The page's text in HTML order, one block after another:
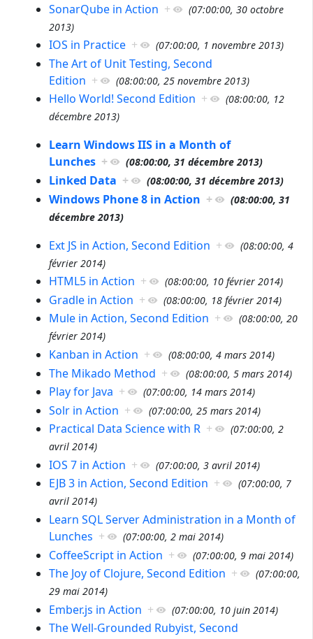
SonarQube in Action + (07:00:00, 30 octobre
2013)
IOS in Practice + (07:00:00, 1 novembre 2013)
The Art of Unit Testing, Second
Edition + (08:00:00, 25 novembre 2013)
Hello World! Second Edition + (08:00:00, 12
décembre 2013)
Learn Windows IIS in a Month of
Lunches + (08:00:00, 31 décembre 2013)
Linked Data + (08:00:00, 31 décembre 2013)
Windows Phone 8 in Action + (08:00:00, 31
décembre 2013)
Ext JS in Action, Second Edition + (08:00:00, 4
février 2014)
HTML5 in Action + (08:00:00, 10 février 2014)
Gradle in Action + (08:00:00, 18 février 2014)
Mule in Action, Second Edition + (08:00:00, 20
février 2014)
Kanban in Action + (08:00:00, 4 mars 2014)
The Mikado Method + (08:00:00, 5 mars 2014)
Play for Java + (07:00:00, 14 mars 2014)
Solr in Action + (07:00:00, 25 mars 2014)
Practical Data Science with R + (07:00:00, 2
avril 2014)
IOS 7 in Action + (07:00:00, 3 avril 2014)
EJB 3 in Action, Second Edition + (07:00:00, 7
avril 2014)
Learn SQL Server Administration in a Month of
Lunches + (07:00:00, 2 mai 2014)
CoffeeScript in Action + (07:00:00, 9 mai 2014)
The Joy of Clojure, Second Edition + (07:00:00,
29 mai 2014)
Ember.js in Action + (07:00:00, 10 juin 2014)
The Well-Grounded Rubyist, Second